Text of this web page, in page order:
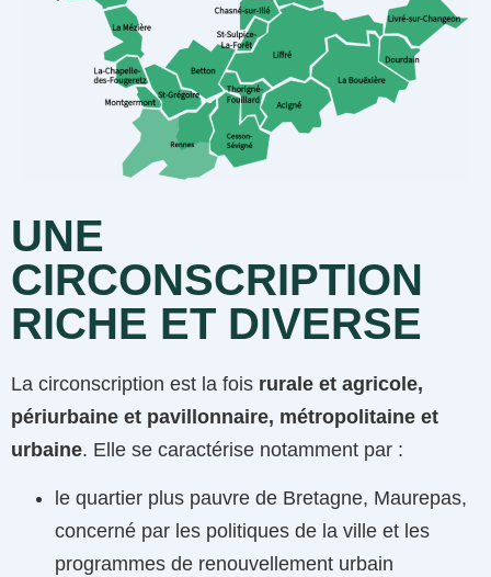
UNE
CIRCONSCRIPTION
RICHE ET DIVERSE
La circonscription est la fois rurale et agricole,
périurbaine et pavillonnaire, métropolitaine et
urbaine. Elle se caractérise notamment par :
le quartier plus pauvre de Bretagne, Maurepas,
concerné par les politiques de la ville et les
programmes de renouvellement urbain